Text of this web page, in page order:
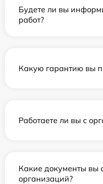
Будете ли вы
работ?
Какую гарантию вы
Работаете ли вы с
Какие документы вы
организаций?